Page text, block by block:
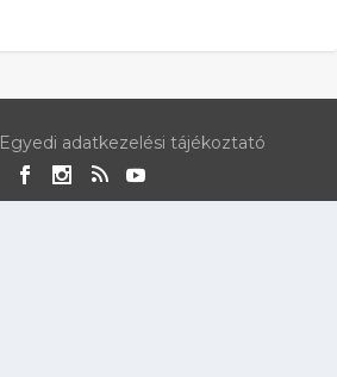
Egyedi adatkezelési tájékoztató